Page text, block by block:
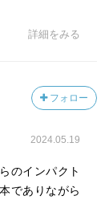
詳細をみる
フォロー
2024.05.19
のインパクト
でありながら